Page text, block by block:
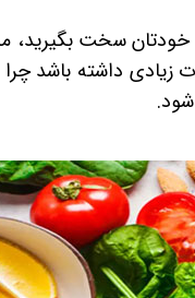
سخت بگیرید،
زیادی داشته باشد چرا